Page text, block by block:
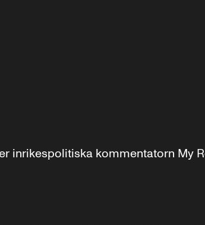
inrikespolitiska kommentatorn